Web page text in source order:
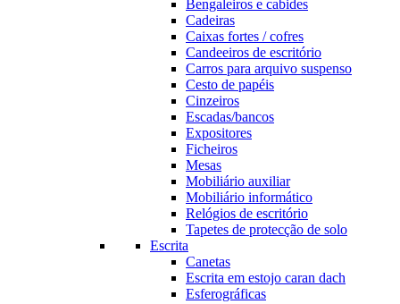
Bengaleiros e cabides
Cadeiras
Caixas fortes / cofres
Candeeiros de escritório
Carros para arquivo suspenso
Cesto de papéis
Cinzeiros
Escadas/bancos
Expositores
Ficheiros
Mesas
Mobiliário auxiliar
Mobiliário informático
Relógios de escritório
Tapetes de protecção de solo
Escrita
Canetas
Escrita em estojo caran dach
Esferográficas